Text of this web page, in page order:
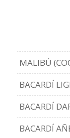
MALIBÚ
BACARDÍ
BACARDÍ
BACARDÍ